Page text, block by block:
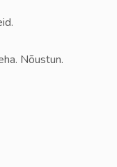
Nõustun.